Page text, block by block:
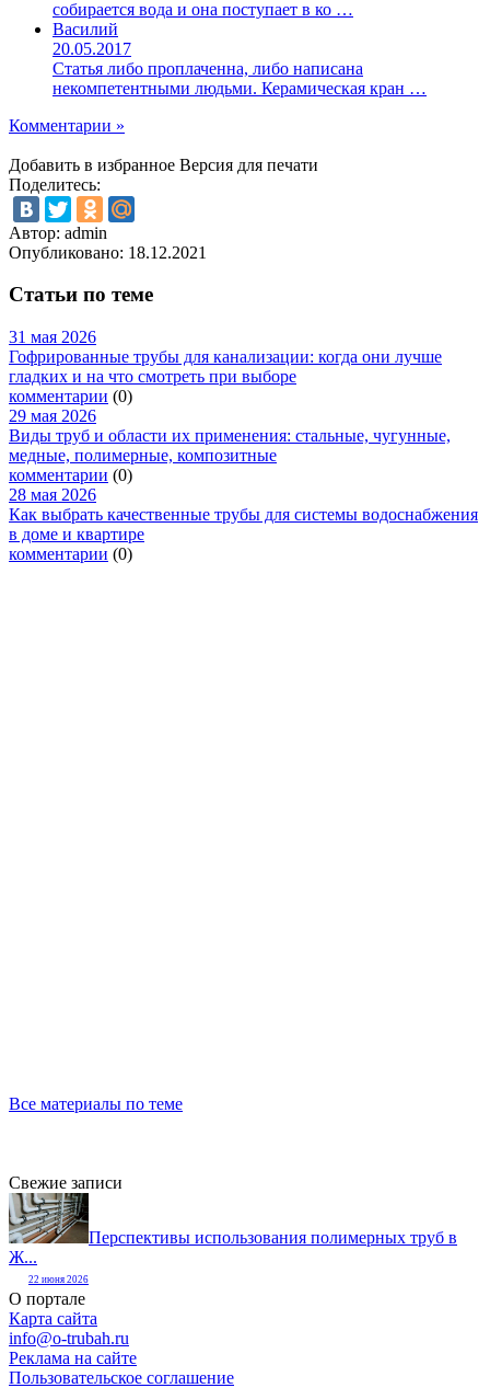
собирается вода и она поступает в ко …
Василий
20.05.2017
Статья либо проплаченна, либо написана
некомпетентными людьми. Керамическая кран …
Комментарии »
Добавить в избранное Версия для печати
Поделитесь:
Автор: admin
Опубликовано: 18.12.2021
Статьи по теме
31 мая 2026
Гофрированные трубы для канализации: когда они лучше
гладких и на что смотреть при выборе
комментарии (0)
29 мая 2026
Виды труб и области их применения: стальные, чугунные,
медные, полимерные, композитные
комментарии (0)
28 мая 2026
Как выбрать качественные трубы для системы водоснабжения
в доме и квартире
комментарии (0)
Все материалы по теме
Свежие записи
Перспективы использования полимерных труб в
Ж...
22 июня 2026
О портале
Карта сайта
info@o-trubah.ru
Реклама на сайте
Пользовательское соглашение